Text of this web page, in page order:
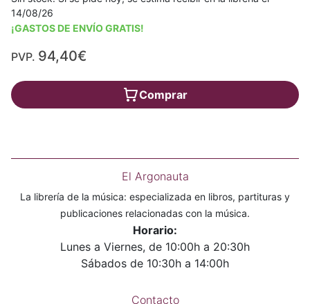
14/08/26
¡GASTOS DE ENVÍO GRATIS!
PVP. 94,40€
Comprar
El Argonauta
La librería de la música: especializada en libros, partituras y
publicaciones relacionadas con la música.
Horario:
Lunes a Viernes, de 10:00h a 20:30h
Sábados de 10:30h a 14:00h
Contacto